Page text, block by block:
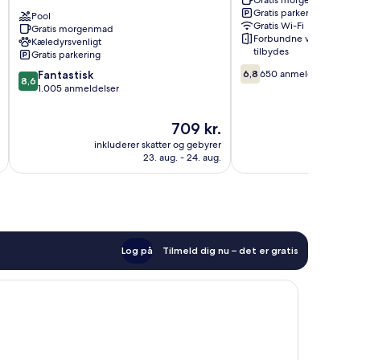
Custer/Crazy
Horse
Area
Custer
Pool
Gratis morgenmad
Kæledyrsvenligt
Gratis parkering
8.6
ud
8,6 Fantastisk
1.005 anmeldelser
Prisen
er
709 kr.
709 kr.
inkluderer skatter og gebyrer
23. aug. - 24. aug.
Custer
Custer
Gratis parkering
Gratis Wi-Fi
Forbundne værelser
tilbydes
6.8
ud
6,8 650 anmeldelser
Log på Tilmeld dig nu – det er gratis